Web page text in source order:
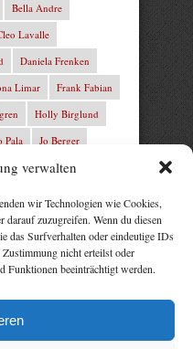
verwalten
wir Technologien wie Cookies,
darauf zuzugreifen. Wenn du diesen
das Surfverhalten oder eindeutige IDs
Zustimmung nicht erteilst oder
Funktionen beeinträchtigt werden.
Bella Andre
Lavalle
Daniela Frenken
Limar
Frank Fabian
Holly Birglund
Pala
Jo Berger
Karin Lindberg
Marit Bernson
Michelle Schrenk
Nika Lubitsch
Junge
Rezepte Profis
Vital Experts